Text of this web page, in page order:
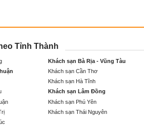
Tỉnh Thành
Khách sạn Bà Rịa - Vũng Tàu
Khách sạn Cần Thơ
Khách sạn Hà Tĩnh
Khách sạn Lâm Đồng
Khách sạn Phú Yên
Khách sạn Thái Nguyên